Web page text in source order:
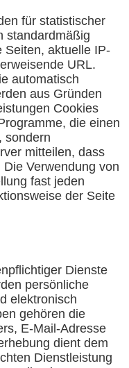
für statistischer
standardmäßig
Seiten, aktuelle IP-
URL.
automatisch
aus Gründen
Cookies
die einen
sondern
mitteilen, dass
Verwendung von
fast jeden
der Seite
Dienste
persönliche
elektronisch
gehören die
E-Mail-Adresse
dient dem
Dienstleistung